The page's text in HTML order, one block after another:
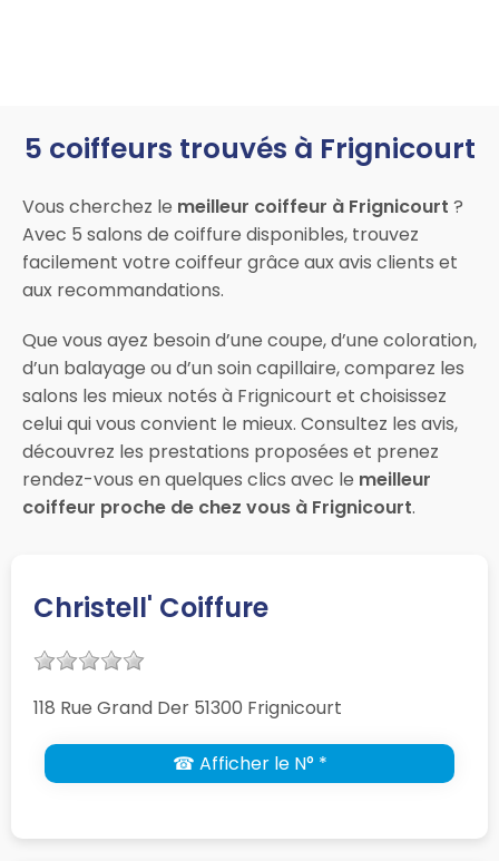
5 coiffeurs trouvés à Frignicourt
Vous cherchez le meilleur coiffeur à Frignicourt ?
Avec 5 salons de coiffure disponibles, trouvez
facilement votre coiffeur grâce aux avis clients et
aux recommandations.
Que vous ayez besoin d’une coupe, d’une coloration,
d’un balayage ou d’un soin capillaire, comparez les
salons les mieux notés à Frignicourt et choisissez
celui qui vous convient le mieux. Consultez les avis,
découvrez les prestations proposées et prenez
rendez-vous en quelques clics avec le meilleur
coiffeur proche de chez vous à Frignicourt.
Christell' Coiffure
118 Rue Grand Der 51300 Frignicourt
☎ Afficher le N° *